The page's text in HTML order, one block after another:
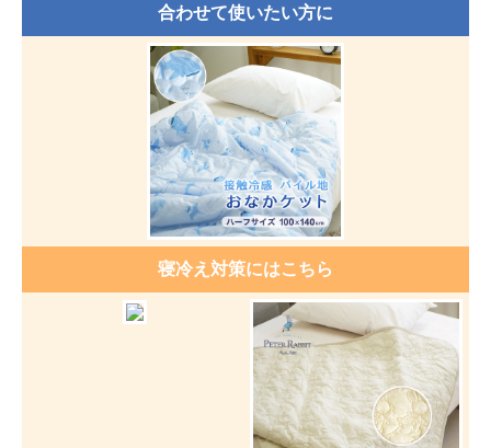
合わせて使いたい方に
寝冷え対策にはこちら